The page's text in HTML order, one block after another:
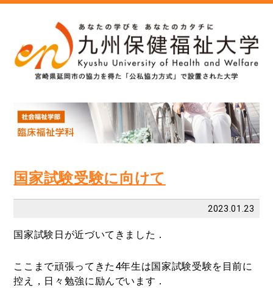
国家試験受験に向けて
2023.01.23
国家試験日が近づいてきました．
ここまで頑張ってきた 4年生は国家試験受験を目前に
控え，日々勉強に励んでいます．